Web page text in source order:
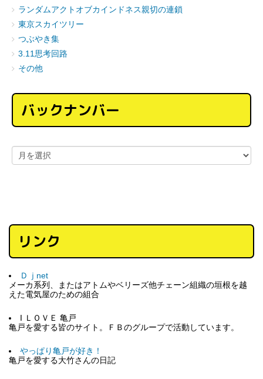
ランダムアクトオブカインドネス親切の連鎖
東京スカイツリー
つぶやき集
3.11思考回路
その他
バックナンバー
リンク
Ｄｊnet
メーカ系列、またはアトムやベリーズ他チェーン組織の垣根を越
えた電気屋のための組合
I ＬＯＶＥ 亀戸
亀戸を愛する皆のサイト。ＦＢのグループで活動しています。
やっぱり亀戸が好き！
亀戸を愛する大竹さんの日記